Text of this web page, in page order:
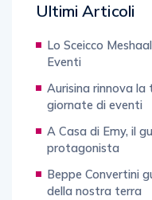
Ultimi Articoli
Lo Sceicco
Eventi
Aurisina rinnova la
giornate di eventi
A Casa di Emy, il
protagonista
Beppe Convertini
della nostra terra